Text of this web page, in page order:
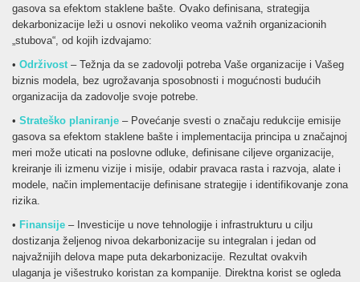
gasova sa efektom staklene bašte. Ovako definisana, strategija
dekarbonizacije leži u osnovi nekoliko veoma važnih organizacionih
„stubova“, od kojih izdvajamo:
• Održivost– Težnja da se zadovolji potreba Vaše organizacije i Vašeg
biznis modela, bez ugrožavanja sposobnosti i mogućnosti budućih
organizacija da zadovolje svoje potrebe.
• Strateško planiranje – Povećanje svesti o značaju redukcije emisije
gasova sa efektom staklene bašte i implementacija principa u značajnoj
meri može uticati na poslovne odluke, definisane ciljeve organizacije,
kreiranje ili izmenu vizije i misije, odabir pravaca rasta i razvoja, alate i
modele, način implementacije definisane strategije i identifikovanje zona
rizika.
• Finansije – Investicije u nove tehnologije i infrastrukturu u cilju
dostizanja željenog nivoa dekarbonizacije su integralan i jedan od
najvažnijih delova mape puta dekarbonizacije. Rezultat ovakvih
ulaganja je višestruko koristan za kompanije. Direktna korist se ogleda